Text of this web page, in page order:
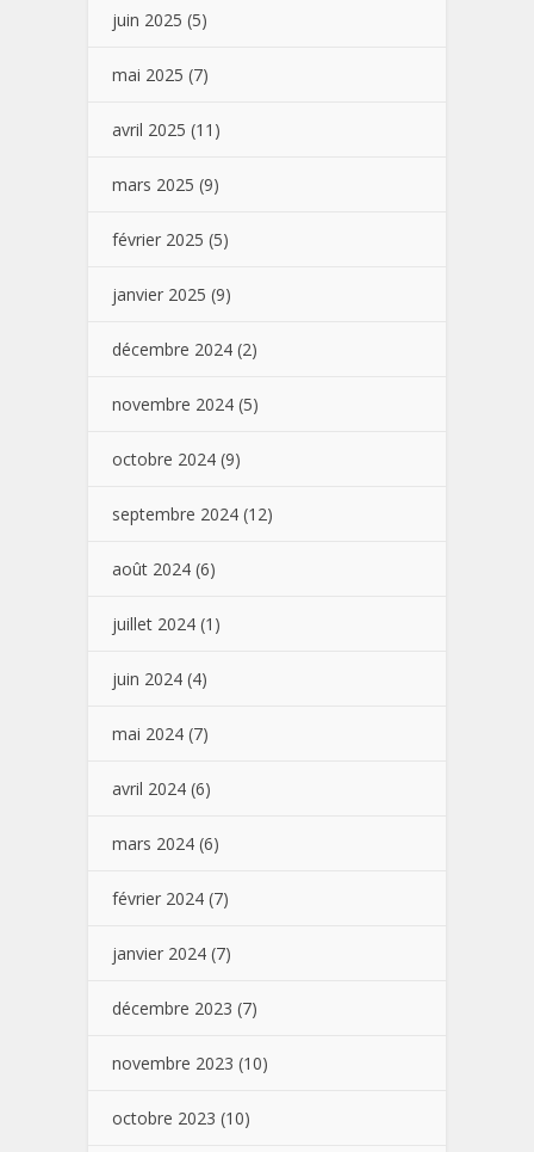
juin 2025 (5)
mai 2025 (7)
avril 2025 (11)
mars 2025 (9)
février 2025 (5)
janvier 2025 (9)
décembre 2024 (2)
novembre 2024 (5)
octobre 2024 (9)
septembre 2024 (12)
août 2024 (6)
juillet 2024 (1)
juin 2024 (4)
mai 2024 (7)
avril 2024 (6)
mars 2024 (6)
février 2024 (7)
janvier 2024 (7)
décembre 2023 (7)
novembre 2023 (10)
octobre 2023 (10)